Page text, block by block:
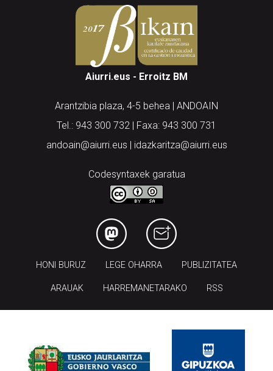
Aiurri.eus - Erroitz BM
Arantzibia plaza, 4-5 behea | ANDOAIN
Tel.: 943 300 732 | Faxa: 943 300 731
andoain@aiurri.eus | idazkaritza@aiurri.eus
Codesyntaxek garatua
HONI BURUZ LEGE OHARRA PUBLIZITATEA
ARAUAK HARREMANETARAKO RSS